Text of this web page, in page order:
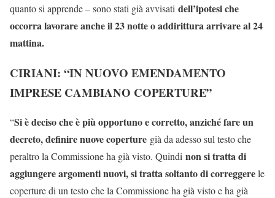
quanto si apprende – sono stati già avvisati dell’ipotesi che
occorra lavorare anche il 23 notte o addirittura arrivare al 24
mattina.
CIRIANI: “IN NUOVO EMENDAMENTO
IMPRESE CAMBIANO COPERTURE”
“Si è deciso che è più opportuno e corretto, anziché fare un
decreto, definire nuove coperture già da adesso sul testo che
peraltro la Commissione ha già visto. Quindi non si tratta di
aggiungere argomenti nuovi, si tratta soltanto di correggerele
coperture di un testo che la Commissione ha già visto e ha già